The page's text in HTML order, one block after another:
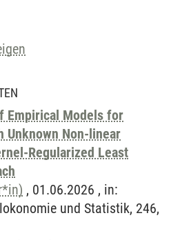
Empirical Models for
Unknown Non-linear
Regularized Least
, 01.06.2026 , in:
und Statistik, 246,